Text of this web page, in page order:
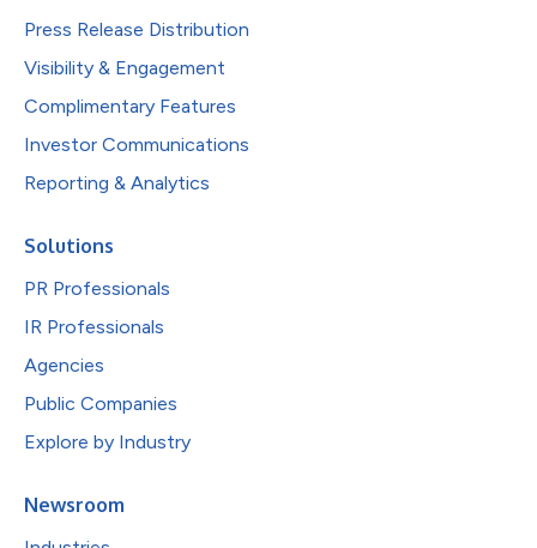
Press Release Distribution
Visibility & Engagement
Complimentary Features
Investor Communications
Reporting & Analytics
Solutions
PR Professionals
IR Professionals
Agencies
Public Companies
Explore by Industry
Newsroom